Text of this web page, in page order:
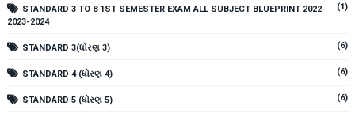
STANDARD 3 TO 8 1ST SEMESTER EXAM ALL SUBJECT BLUEPRINT 2022-
2023-2024
(1)
STANDARD 3(ધોરણ 3) (6)
STANDARD 4 (ધોરણ 4) (6)
STANDARD 5 (ધોરણ 5) (6)